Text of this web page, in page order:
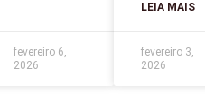
fevereiro 6,
2026
LEIA MAIS
fevereiro 3,
2026